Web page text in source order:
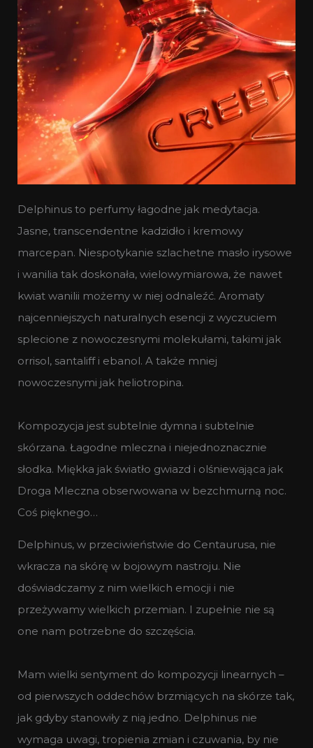
Delphinus to perfumy łagodne jak medytacja.
Jasne, transcendentne kadzidło i kremowy
marcepan. Niespotykanie szlachetne masło irysowe
i wanilia tak doskonała, wielowymiarowa, że nawet
kwiat wanilii możemy w niej odnaleźć. Aromaty
najcenniejszych naturalnych esencji z wyczuciem
splecione z nowoczesnymi molekułami, takimi jak
orrisol, santaliff i ebanol. A także mniej
nowoczesnymi jak heliotropina.
Kompozycja jest subtelnie dymna i subtelnie
skórzana. Łagodne mleczna i niejednoznacznie
słodka. Miękka jak światło gwiazd i olśniewająca jak
Droga Mleczna obserwowana w bezchmurną noc.
Coś pięknego…
Delphinus, w przeciwieństwie do Centaurusa, nie
wkracza na skórę w bojowym nastroju. Nie
doświadczamy z nim wielkich emocji i nie
przeżywamy wielkich przemian. I zupełnie nie są
one nam potrzebne do szczęścia.
Mam wielki sentyment do kompozycji linearnych –
od pierwszych oddechów brzmiących na skórze tak,
jak gdyby stanowiły z nią jedno. Delphinus nie
wymaga uwagi, tropienia zmian i czuwania, by nie